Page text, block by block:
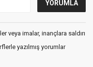
veya imalar, inançlara saldırı
yazılmış yorumlar